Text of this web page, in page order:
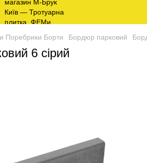
Поребрики Борти Бордюр парковий
6 сірий